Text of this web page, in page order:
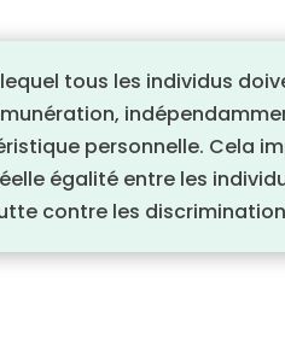
tous les individus
personnelle. Cela
égalité entre les
contre les